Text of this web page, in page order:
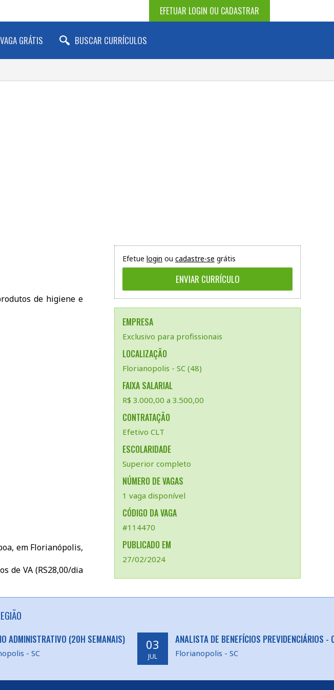
EFETUAR LOGIN OU CADASTRAR
GRÁTIS BUSCAR CURRÍCULOS
Efetue login ou cadastre-se grátis
EMPRESA
Exclusivo para profissionais
LOCALIZAÇÃO
Florianopolis - SC (48)
FAIXA SALARIAL
R$ 3.000,00 a 3.500,00
CONTRATAÇÃO
Efetivo CLT
ESCOLARIDADE
Superior completo
NÚMERO DE VAGAS
1 vaga disponível
CÓDIGO DA VAGA
#114470
PUBLICADO EM
27/02/2024
de higiene e
em Florianópolis,
de VA (RS28,00/dia
ADMINISTRATIVO (20H SEMANAIS)
- SC
03
JUL
ANALISTA DE BENEFÍCIOS PREVIDENCIÁRIOS -
Florianopolis - SC